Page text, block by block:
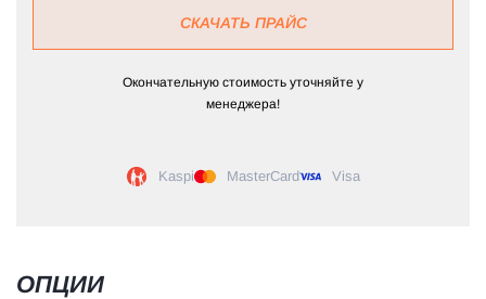
СКАЧАТЬ ПРАЙС
Окончательную стоимость уточняйте у
менеджера!
Kaspi MasterCard Visa
ОПЦИИ